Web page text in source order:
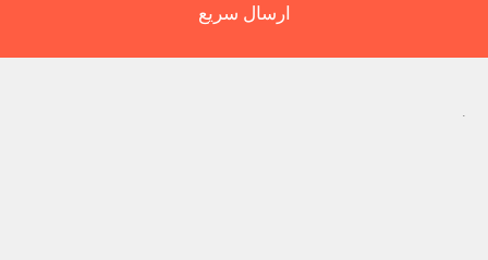
ارسال سریع
.